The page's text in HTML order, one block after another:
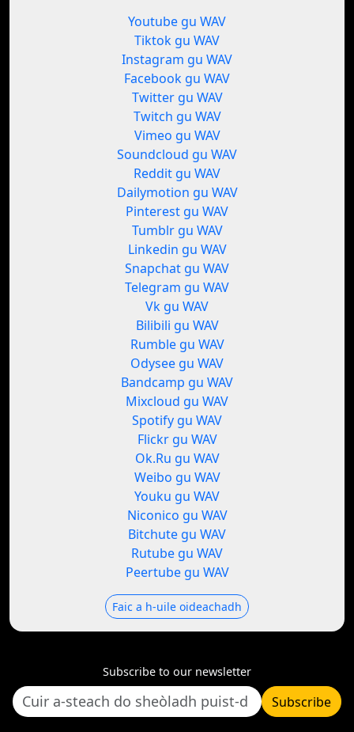
Youtube gu WAV
Tiktok gu WAV
Instagram gu WAV
Facebook gu WAV
Twitter gu WAV
Twitch gu WAV
Vimeo gu WAV
Soundcloud gu WAV
Reddit gu WAV
Dailymotion gu WAV
Pinterest gu WAV
Tumblr gu WAV
Linkedin gu WAV
Snapchat gu WAV
Telegram gu WAV
Vk gu WAV
Bilibili gu WAV
Rumble gu WAV
Odysee gu WAV
Bandcamp gu WAV
Mixcloud gu WAV
Spotify gu WAV
Flickr gu WAV
Ok.Ru gu WAV
Weibo gu WAV
Youku gu WAV
Niconico gu WAV
Bitchute gu WAV
Rutube gu WAV
Peertube gu WAV
Faic a h-uile oideachadh
Subscribe to our newsletter
Subscribe